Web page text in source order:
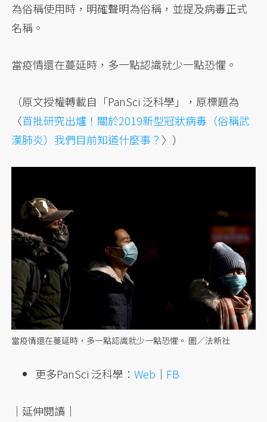
為俗稱使用時，明確聲明為俗稱，並提及病毒正式
名稱。
當疫情還在蔓延時，多一點認識就少一點恐懼。
（原文授權轉載自「PanSci 泛科學」，原標題為
〈首批研究出爐！關於2019新型冠狀病毒（俗稱武
漢肺炎）我們目前知道什麼事？ 〉）
當疫情還在蔓延時，多一點認識就少一點恐懼。 圖／法新社
更多PanSci 泛科學：Web ｜ FB
｜延伸閱讀｜